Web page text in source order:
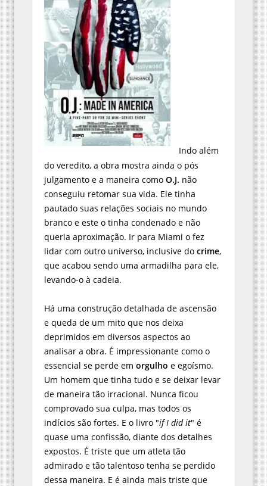
Indo além
do veredito, a obra mostra ainda o pós
julgamento e a maneira como O.J. não
conseguiu retomar sua vida. Ele tinha
pautado suas relações sociais no mundo
branco e este o tinha condenado e não
queria aproximação. Ir para Miami o fez
lidar com outro universo, inclusive do crime,
que acabou sendo uma armadilha para ele,
levando-o à cadeia.
Há uma construção detalhada de ascensão
e queda de um mito que nos deixa
deprimidos em diversos aspectos ao
analisar a obra. É impressionante como o
essencial se perde em orgulho e egoísmo.
Um homem que tinha tudo e se deixar levar
de maneira tão irracional. Nunca ficou
comprovado sua culpa, mas todos os
indícios são fortes. E o livro "if I did it" é
quase uma confissão, diante dos detalhes
expostos. É triste que um atleta tão
admirado e tão talentoso tenha se perdido
dessa maneira. E é ainda mais triste que